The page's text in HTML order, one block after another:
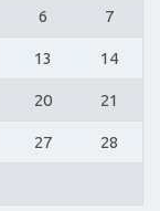
6 7
13 14
20 21
27 28